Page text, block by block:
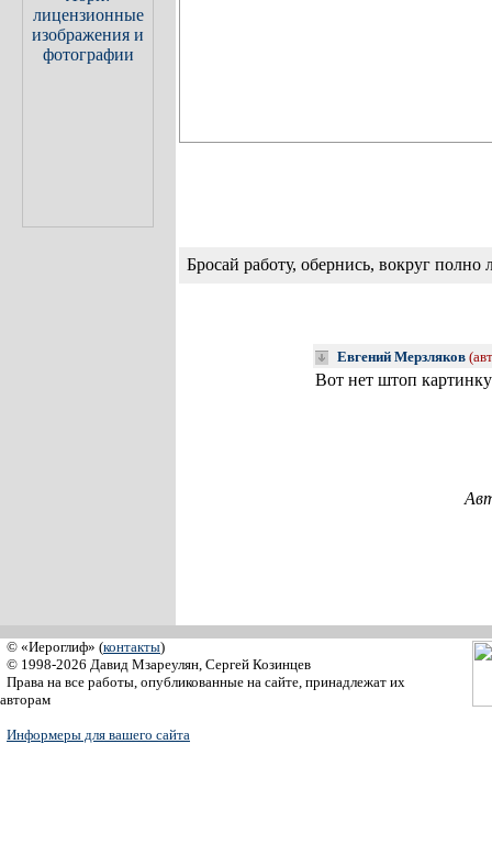
Бросай работу, обернись, вокруг
Евгений Мерзляков
Вот нет штоп
© «Иероглиф» (контакты)
© 1998-2026 Давид Мзареулян, Сергей Козинцев
Права на все работы, опубликованные на сайте, принадлежат их
авторам
Информеры для вашего сайта